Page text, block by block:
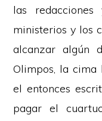
las
ministerios y los
alcanzar algún
Olimpos, la cima
el entonces
pagar el